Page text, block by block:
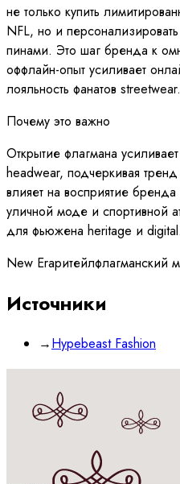
не только купить
NFL, но и
пинами. Это шаг бренда к
оффлайн-опыт усиливает
лояльность фанатов streetwear.
Почему это важно
Открытие флагмана
headwear, подчеркивая
влияет на восприятие
уличной моде и спортивной
для фьюжена heritage и digital.
New Eraритейлфлагманский
Источники
→Hypebeast Fashion